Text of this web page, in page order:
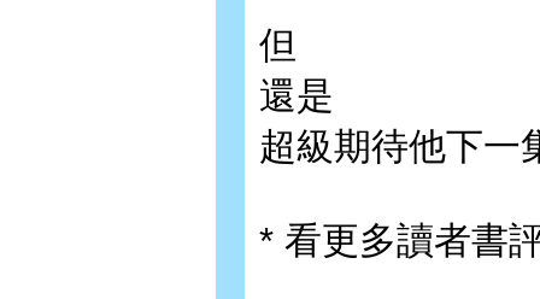
但
還是
超級期待他下一
* 看更多讀者書